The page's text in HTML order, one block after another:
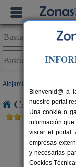
Alojamientos
Casas
Bienvenid@ a
nuestro portal
Una cookie o
información
visitar el portal.
empresas
y necesarias
Cookies